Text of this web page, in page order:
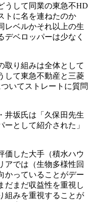
うして同業の東急不HD
トに名を連ねたのか
レベルかそれ以上の生
デベロッパーは少なく
り組みは全体として
して東急不動産と三菱
いてストレートに質問
坂氏は「久保田先生
として紹介された」
した大手（積水ハウ
アでは（生物多様性回
かっていることがデー
だまだ収益性を重視し
組みを重視することが